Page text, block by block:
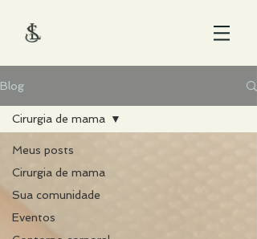
Blog
Meus posts
Cirurgia de mama
Sua comunidade
Eventos
Cirurgia de mama